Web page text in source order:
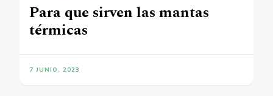
Para que sirven las mantas
térmicas
7 JUNIO, 2023